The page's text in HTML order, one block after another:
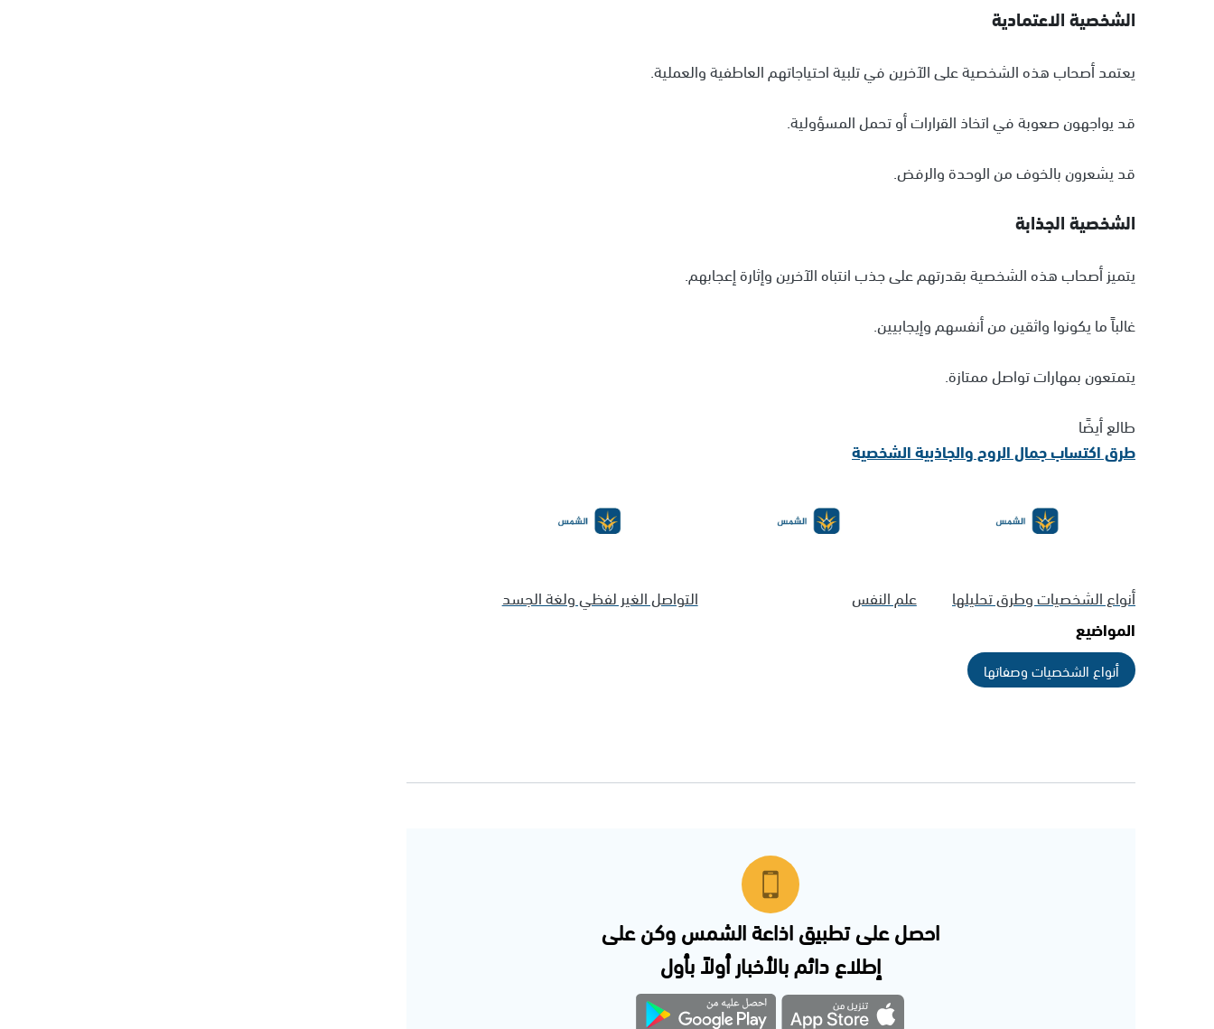
الشخصية الاعتمادية
يعتمد أصحاب هذه الشخصية على الآخرين في تلبية احتياجاتهم العاطفية والعملية.
قد يواجهون صعوبة في اتخاذ القرارات أو تحمل المسؤولية.
قد يشعرون بالخوف من الوحدة والرفض.
الشخصية الجذابة
يتميز أصحاب هذه الشخصية بقدرتهم على جذب انتباه الآخرين وإثارة إعجابهم.
غالباً ما يكونوا واثقين من أنفسهم وإيجابيين.
يتمتعون بمهارات تواصل ممتازة.
طالع أيضًا
طرق اكتساب جمال الروح والجاذبية الشخصية
أنواع الشخصيات وطرق تحليلها علم النفس
التواصل الغير لفظي ولغة الجسد
المواضيع
أنواع الشخصيات وصفاتها
احصل على تطبيق اذاعة الشمس وكن على
إطلاع دائم بالأخبار أولاً بأول